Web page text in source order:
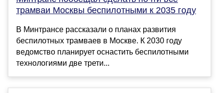
трамваи Москвы беспилотными к 2035 году
В Минтрансе рассказали о планах развития
беспилотных трамваев в Москве. К 2030 году
ведомство планирует оснастить беспилотными
технологиями две трети...